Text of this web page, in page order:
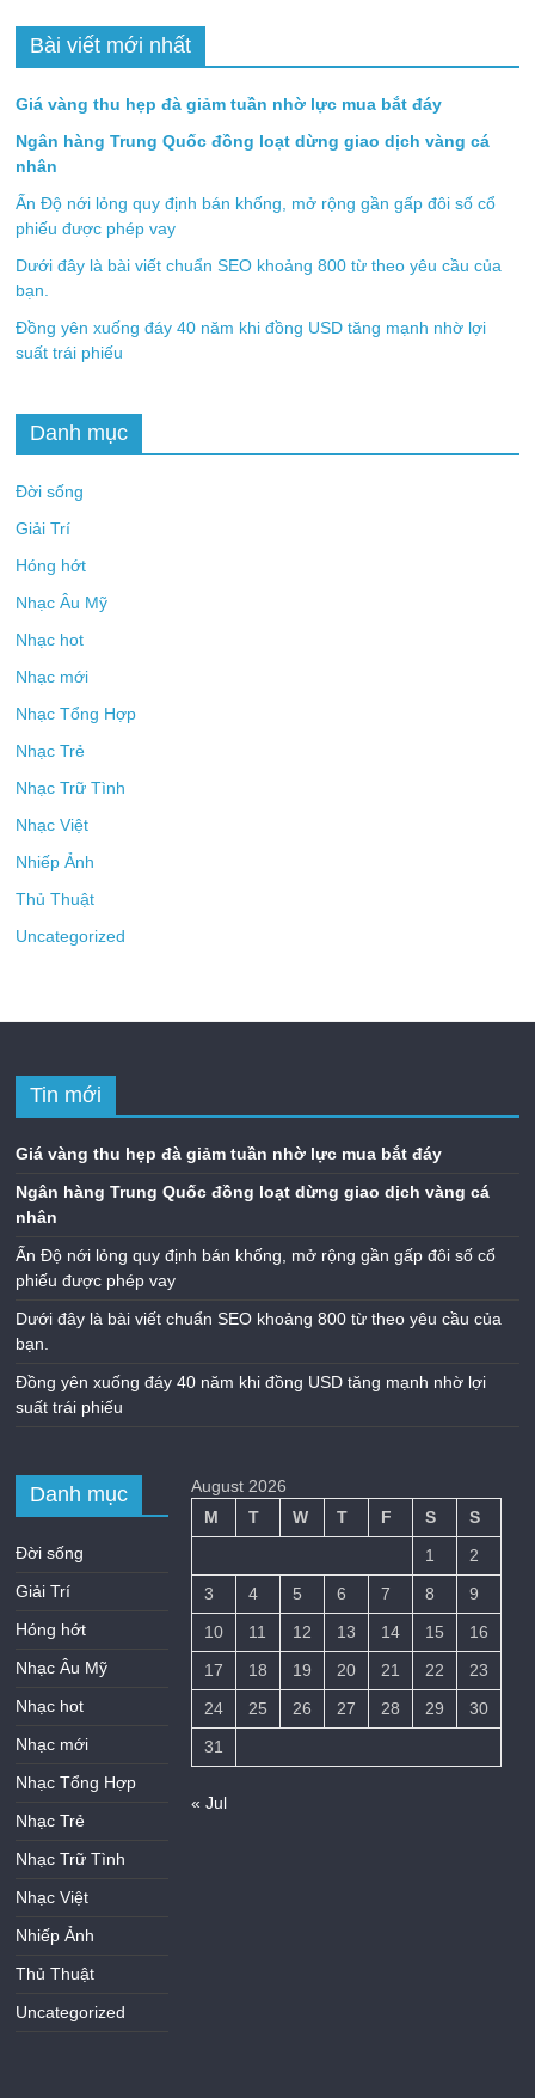
Bài viết mới nhất
Giá vàng thu hẹp đà giảm tuần nhờ lực mua bắt đáy
Ngân hàng Trung Quốc đồng loạt dừng giao dịch vàng cá
nhân
Ấn Độ nới lỏng quy định bán khống, mở rộng gần gấp đôi số cổ
phiếu được phép vay
Dưới đây là bài viết chuẩn SEO khoảng 800 từ theo yêu cầu của
bạn.
Đồng yên xuống đáy 40 năm khi đồng USD tăng mạnh nhờ lợi
suất trái phiếu
Danh mục
Đời sống
Giải Trí
Hóng hớt
Nhạc Âu Mỹ
Nhạc hot
Nhạc mới
Nhạc Tổng Hợp
Nhạc Trẻ
Nhạc Trữ Tình
Nhạc Việt
Nhiếp Ảnh
Thủ Thuật
Uncategorized
Tin mới
Giá vàng thu hẹp đà giảm tuần nhờ lực mua bắt đáy
Ngân hàng Trung Quốc đồng loạt dừng giao dịch vàng cá
nhân
Ấn Độ nới lỏng quy định bán khống, mở rộng gần gấp đôi số cổ
phiếu được phép vay
Dưới đây là bài viết chuẩn SEO khoảng 800 từ theo yêu cầu của
bạn.
Đồng yên xuống đáy 40 năm khi đồng USD tăng mạnh nhờ lợi
suất trái phiếu
Danh mục
Đời sống
Giải Trí
Hóng hớt
Nhạc Âu Mỹ
Nhạc hot
Nhạc mới
Nhạc Tổng Hợp
Nhạc Trẻ
Nhạc Trữ Tình
Nhạc Việt
Nhiếp Ảnh
Thủ Thuật
Uncategorized
August 2026
M
T W T F S
S
1
2
3
4 5 6 7 8
9
10
11 12 13 14 15
16
17
18 19 20 21 22
23
24
25 26 27 28 29
30
31
« Jul